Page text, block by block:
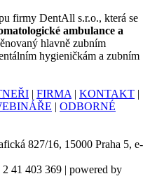
firmy DentAll s.r.o., která se
ambulance a
hlavně zubním
hygieničkám a zubním
FIRMA| KONTAKT
ODBORNÉ
827/16, 15000 Praha 5, e-
41 403 369 | powered by